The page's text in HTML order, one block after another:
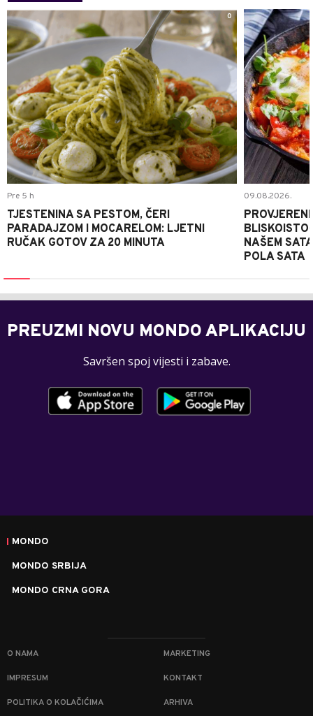
0
Pre 5 h
TJESTENINA SA PESTOM, ČERI
PARADAJZOM I MOCARELOM: LJETNI
RUČAK GOTOV ZA 20 MINUTA
09.08.2026.
NAŠEM
POLA SATA
PREUZMI NOVU MONDO APLIKACIJU
Savršen spoj vijesti i zabave.
MONDO
MONDO SRBIJA
MONDO CRNA GORA
O NAMA MARKETING
IMPRESUM KONTAKT
POLITIKA O KOLAČIĆIMA ARHIVA